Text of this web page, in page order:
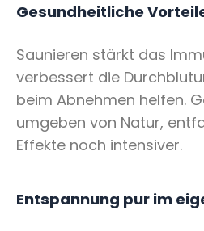
Gesundheitliche
Saunieren stärkt das
verbessert die
beim Abnehmen helfen.
umgeben von Natur,
Effekte noch intensiver.
Entspannung pur im